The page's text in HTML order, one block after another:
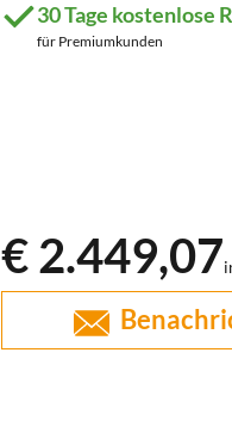
30 Tage kostenlose
für Premiumkunden
€ 2.449,07